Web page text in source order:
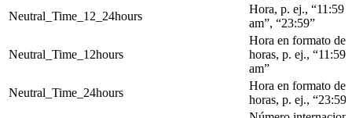
Neutral_Time_12_24hours
Hora, p. ej., “11:59
am”, “23:59”
Neutral_Time_12hours
Hora en formato de
horas, p. ej., “11:59
am”
Neutral_Time_24hours
Hora en formato de
horas, p. ej., “23:59”